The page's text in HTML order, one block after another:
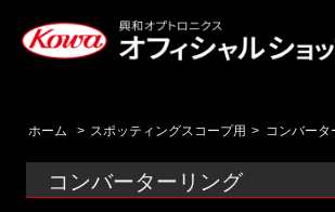
ホーム > スポッティングスコープ用 > コンバータ
コンバーターリング